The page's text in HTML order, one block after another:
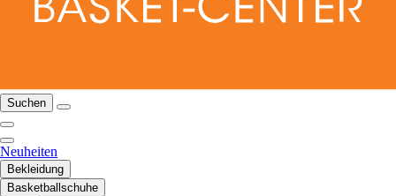
Suchen
Neuheiten
Bekleidung
Basketballschuhe